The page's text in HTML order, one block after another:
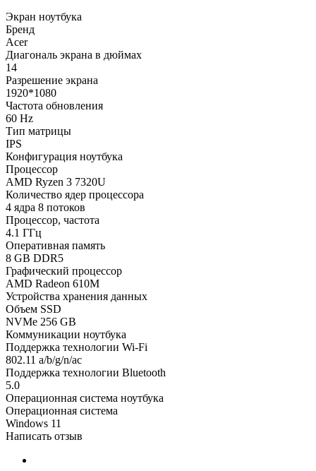
Экран ноутбука
Бренд
Acer
Диагональ экрана в дюймах
14
Разрешение экрана
1920*1080
Частота обновления
60 Hz
Тип матрицы
IPS
Конфигурация ноутбука
Процессор
AMD Ryzen 3 7320U
Количество ядер процессора
4 ядра 8 потоков
Процессор, частота
4.1 ГГц
Оперативная память
8 GB DDR5
Графический процессор
AMD Radeon 610M
Устройства хранения данных
Объем SSD
NVMe 256 GB
Коммуникации ноутбука
Поддержка технологии Wi-Fi
802.11 a/b/g/n/ac
Поддержка технологии Bluetooth
5.0
Операционная система ноутбука
Операционная система
Windows 11
Написать отзыв